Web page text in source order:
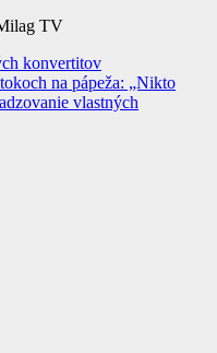
TV
konvertitov
na pápeža: „Nikto
vlastných